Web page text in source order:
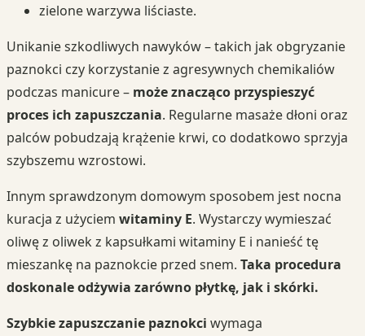
zielone warzywa liściaste.
Unikanie szkodliwych nawyków – takich jak obgryzanie
paznokci czy korzystanie z agresywnych chemikaliów
podczas manicure – może znacząco przyspieszyć
proces ich zapuszczania. Regularne masaże dłoni oraz
palców pobudzają krążenie krwi, co dodatkowo sprzyja
szybszemu wzrostowi.
Innym sprawdzonym domowym sposobem jest nocna
kuracja z użyciem witaminy E. Wystarczy wymieszać
oliwę z oliwek z kapsułkami witaminy E i nanieść tę
mieszankę na paznokcie przed snem. Taka procedura
doskonale odżywia zarówno płytkę, jak i skórki.
Szybkie zapuszczanie paznokci wymaga